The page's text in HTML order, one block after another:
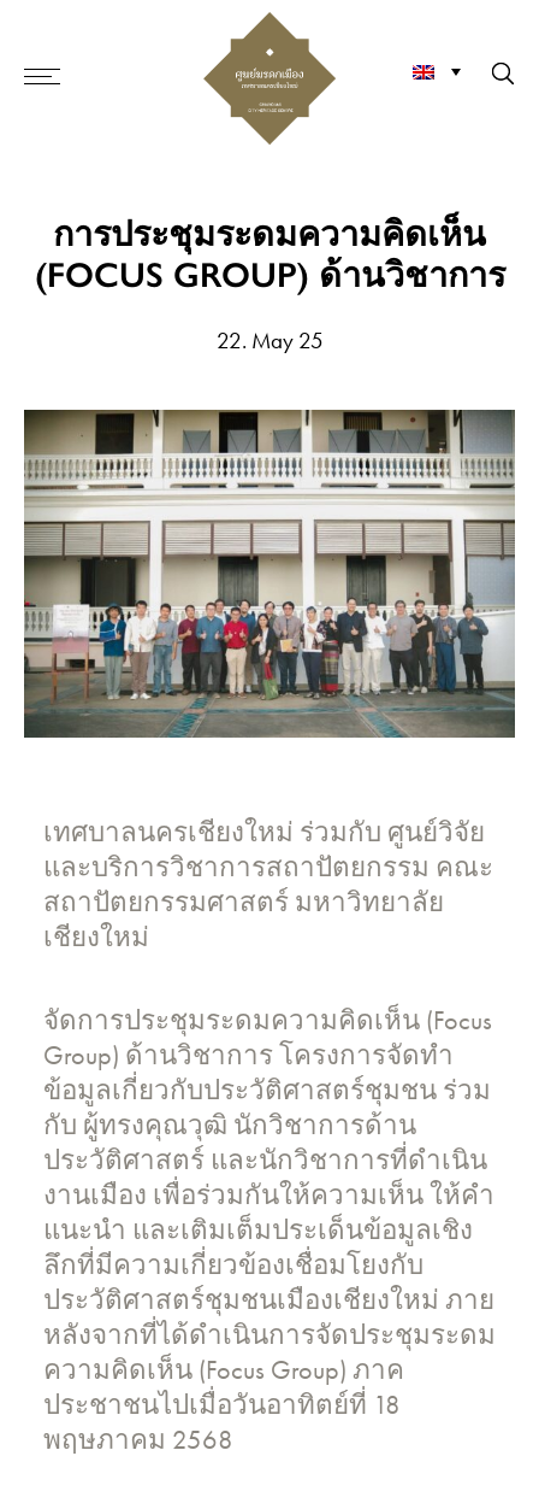
การประชุมระดมความคิดเห็น
(FOCUS GROUP) ด้านวิชาการ
22. May 25
เทศบาลนครเชียงใหม่ ร่วมกับ ศูนย์วิจัย
และบริการวิชาการสถาปัตยกรรม คณะ
สถาปัตยกรรมศาสตร์ มหาวิทยาลัย
เชียงใหม่
จัดการประชุมระดมความคิดเห็น (Focus
Group) ด้านวิชาการ โครงการจัดทำ
ข้อมูลเกี่ยวกับประวัติศาสตร์ชุมชน ร่วม
กับ ผู้ทรงคุณวุฒิ นักวิชาการด้าน
ประวัติศาสตร์ และนักวิชาการที่ดำเนิน
งานเมือง เพื่อร่วมกันให้ความเห็น ให้คำ
แนะนำ และเติมเต็มประเด็นข้อมูลเชิง
ลึกที่มีความเกี่ยวข้องเชื่อมโยงกับ
ประวัติศาสตร์ชุมชนเมืองเชียงใหม่ ภาย
หลังจากที่ได้ดำเนินการจัดประชุมระดม
ความคิดเห็น (Focus Group) ภาค
ประชาชนไปเมื่อวันอาทิตย์ที่ 18
พฤษภาคม 2568